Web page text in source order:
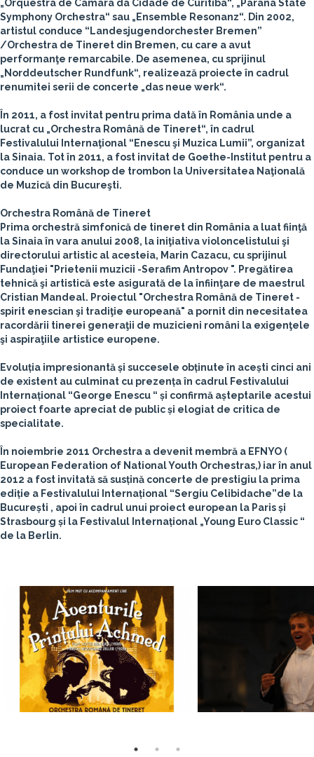
„Orquestra de Câmara da Cidade de Curitiba“, „Paraná State
Symphony Orchestra“ sau „Ensemble Resonanz“. Din 2002,
artistul conduce “Landesjugendorchester Bremen”
/Orchestra de Tineret din Bremen, cu care a avut
performanţe remarcabile. De asemenea, cu sprijinul
„Norddeutscher Rundfunk“, realizează proiecte în cadrul
renumitei serii de concerte „das neue werk“.
În 2011, a fost invitat pentru prima dată în România unde a
lucrat cu „Orchestra Română de Tineret“, în cadrul
Festivalului Internaţional “Enescu şi Muzica Lumii”, organizat
la Sinaia. Tot în 2011, a fost invitat de Goethe-Institut pentru a
conduce un workshop de trombon la Universitatea Naţională
de Muzică din Bucureşti.
Orchestra Română de Tineret
Prima orchestră simfonică de tineret din România a luat fiinţă
la Sinaia în vara anului 2008, la iniţiativa violoncelistului şi
directorului artistic al acesteia, Marin Cazacu, cu sprijinul
Fundaţiei "Prietenii muzicii -Serafim Antropov ". Pregătirea
tehnică şi artistică este asigurată de la înfiinţare de maestrul
Cristian Mandeal. Proiectul "Orchestra Română de Tineret -
spirit enescian şi tradiţie europeană" a pornit din necesitatea
racordării tinerei generaţii de muzicieni români la exigenţele
şi aspiraţiile artistice europene.
Evoluția impresionantă și succesele obținute în acești cinci ani
de existent au culminat cu prezența în cadrul Festivalului
Internațional “George Enescu “ și confirmă așteptarile acestui
proiect foarte apreciat de public și elogiat de critica de
specialitate.
În noiembrie 2011 Orchestra a devenit membră a EFNYO (
European Federation of National Youth Orchestras,) iar în anul
2012 a fost invitată să susțină concerte de prestigiu la prima
ediție a Festivalului Internațional “Sergiu Celibidache”de la
București , apoi în cadrul unui proiect european la Paris și
Strasbourg și la Festivalul Internațional „Young Euro Classic “
de la Berlin.